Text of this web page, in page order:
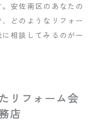
安佐南区のあなたの
どのようなリフォー
相談してみるのが一
リフォーム会
店